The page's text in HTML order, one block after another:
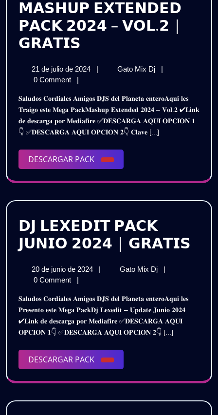
𝗠𝗔𝗦𝗛𝗨𝗣 𝗘𝗫𝗧𝗘𝗡𝗗𝗘𝗗
𝗣𝗔𝗖𝗞 𝟮𝟬𝟮𝟰 – 𝗩𝗢𝗟.𝟮 |
𝗚𝗥𝗔𝗧𝗜𝗦
𝗣𝗔𝗖𝗞
𝟮𝟬𝟮𝟰
–
𝗩𝗢𝗟.𝟮
|
𝗚𝗥𝗔𝗧𝗜𝗦
21 de julio de 2024
21
de
2024
| Gato Mix Dj
𝗠𝗔𝗦𝗛𝗨𝗣
𝟮𝟬𝟮𝟰
–
𝗩𝗢𝗟.𝟮
|
|
0 Comment
|
𝐒𝐚𝐥𝐮𝐝𝐨𝐬 𝐂𝐨𝐫𝐝𝐢𝐚𝐥𝐞𝐬 𝐀𝐦𝐢𝐠𝐨𝐬 𝐃𝐉𝐒 𝐝𝐞𝐥 𝐏𝐥𝐚𝐧𝐞𝐭𝐚 𝐞𝐧𝐭𝐞𝐫𝐨𝐀𝐪𝐮𝐢 𝐥𝐞𝐬
𝐓𝐫𝐚𝐢𝐠𝐨 𝐞𝐬𝐭𝐞 𝐌𝐞𝐠𝐚 𝐏𝐚𝐜𝐤𝐌𝐚𝐬𝐡𝐮𝐩 𝐄𝐱𝐭𝐞𝐧𝐝𝐞𝐝 𝟐𝟎𝟐𝟒 – 𝐕𝐨𝐥.𝟐 ✔𝐋𝐢𝐧𝐤
𝐝𝐞 𝐝𝐞𝐬𝐜𝐚𝐫𝐠𝐚 𝐩𝐨𝐫 𝐌𝐞𝐝𝐢𝐚𝐟𝐢𝐫𝐞 ✅𝐃𝐄𝐒𝐂𝐀𝐑𝐆𝐀 𝐀𝐐𝐔𝐈 𝐎𝐏𝐂𝐈𝐎𝐍 𝟏
👇 ✅𝐃𝐄𝐒𝐂𝐀𝐑𝐆𝐀 𝐀𝐐𝐔𝐈 𝐎𝐏𝐂𝐈𝐎𝐍 𝟐👇 𝐂𝐥𝐚𝐯𝐞 [...]
DESCARGAR PACK
DESCARGAR
PACK
𝗗𝗝 𝗟𝗘𝗫𝗘𝗗𝗜𝗧 𝗣𝗔𝗖𝗞
𝗝𝗨𝗡𝗜𝗢 𝟮𝟬𝟮𝟰 | 𝗚𝗥𝗔𝗧𝗜𝗦
20 de junio de 2024
20
de
2024
| Gato Mix Dj
𝗗𝗝
𝗝𝗨𝗡𝗜𝗢
𝟮𝟬𝟮𝟰
|
𝗚𝗥𝗔𝗧𝗜𝗦
|
0 Comment
|
𝐒𝐚𝐥𝐮𝐝𝐨𝐬 𝐂𝐨𝐫𝐝𝐢𝐚𝐥𝐞𝐬 𝐀𝐦𝐢𝐠𝐨𝐬 𝐃𝐉𝐒 𝐝𝐞𝐥 𝐏𝐥𝐚𝐧𝐞𝐭𝐚 𝐞𝐧𝐭𝐞𝐫𝐨𝐀𝐪𝐮𝐢 𝐥𝐞𝐬
𝐏𝐫𝐞𝐬𝐞𝐧𝐭𝐨 𝐞𝐬𝐭𝐞 𝐌𝐞𝐠𝐚 𝐏𝐚𝐜𝐤𝐃𝐣 𝐋𝐞𝐱𝐞𝐝𝐢𝐭 – 𝐔𝐩𝐝𝐚𝐭𝐞 𝐉𝐮𝐧𝐢𝐨 𝟐𝟎𝟐𝟒
✔𝐋𝐢𝐧𝐤 𝐝𝐞 𝐝𝐞𝐬𝐜𝐚𝐫𝐠𝐚 𝐩𝐨𝐫 𝐌𝐞𝐝𝐢𝐚𝐟𝐢𝐫𝐞 ✅𝐃𝐄𝐒𝐂𝐀𝐑𝐆𝐀 𝐀𝐐𝐔𝐈
𝐎𝐏𝐂𝐈𝐎𝐍 𝟏👇 ✅𝐃𝐄𝐒𝐂𝐀𝐑𝐆𝐀 𝐀𝐐𝐔𝐈 𝐎𝐏𝐂𝐈𝐎𝐍 𝟐👇 [...]
DESCARGAR PACK
DESCARGAR
PACK